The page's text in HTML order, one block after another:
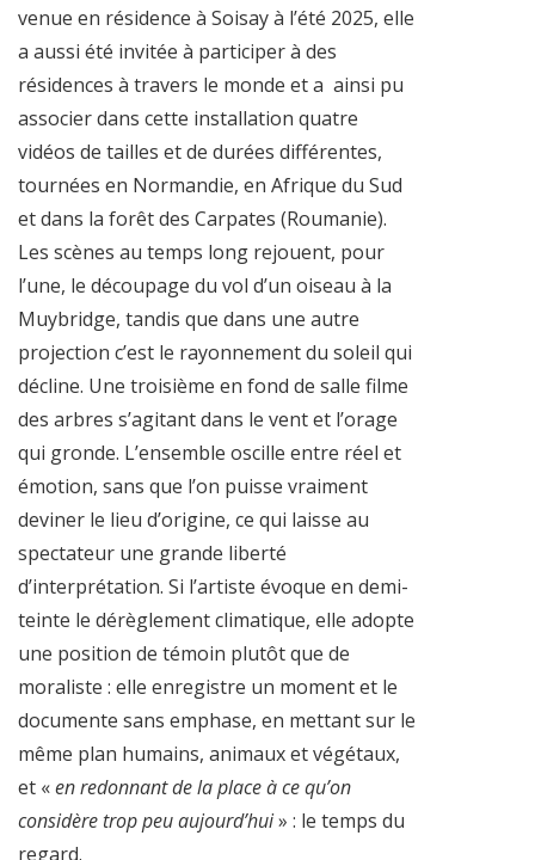
venue en résidence à Soisay à l’été 2025, elle
a aussi été invitée à participer à des
résidences à travers le monde et a ainsi pu
associer dans cette installation quatre
vidéos de tailles et de durées différentes,
tournées en Normandie, en Afrique du Sud
et dans la forêt des Carpates (Roumanie).
Les scènes au temps long rejouent, pour
l’une, le découpage du vol d’un oiseau à la
Muybridge, tandis que dans une autre
projection c’est le rayonnement du soleil qui
décline. Une troisième en fond de salle filme
des arbres s’agitant dans le vent et l’orage
qui gronde. L’ensemble oscille entre réel et
émotion, sans que l’on puisse vraiment
deviner le lieu d’origine, ce qui laisse au
spectateur une grande liberté
d’interprétation. Si l’artiste évoque en demi-
teinte le dérèglement climatique, elle adopte
une position de témoin plutôt que de
moraliste : elle enregistre un moment et le
documente sans emphase, en mettant sur le
même plan humains, animaux et végétaux,
et «en redonnant de la place à ce qu’on
considère trop peu aujourd’hui» : le temps du
regard.